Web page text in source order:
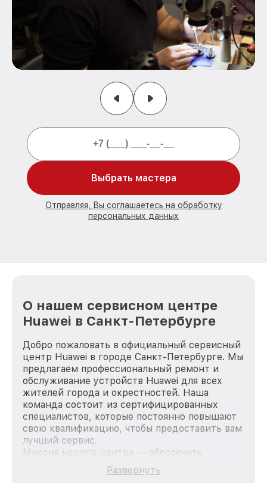
Выбрать мастера
Отправляя, Вы соглашаетесь на обработку
персональных данных
О нашем сервисном центре
Huawei в Санкт-Петербурге
Добро пожаловать в официальный сервисный
центр Huawei в городе Санкт-Петербурге. Мы
предлагаем профессиональный ремонт и
обслуживание устройств Huawei для всех
жителей города и окрестностей. Наша
команда состоит из сертифицированных
специалистов, которые постоянно повышают
свою квалификацию, чтобы предоставить вам
лучший сервис.
Миссия нашего центра — обеспечить
качественный и доступный ремонт для
каждого пользователя продукции Huawei, вне
Развернуть